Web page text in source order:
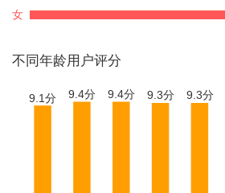
女
不同年龄用户评分
9.1分 9.4分 9.4分 9.3分 9.3分